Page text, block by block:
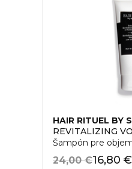
HAIR RITUEL BY
REVITALIZING
Šampón pre
16,80 €
24,00 €